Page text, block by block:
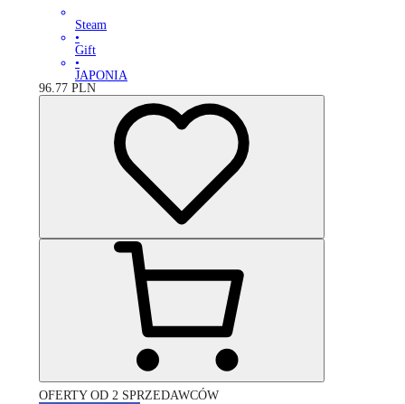
Steam
•
Gift
•
JAPONIA
96.77 PLN
OFERTY OD 2 SPRZEDAWCÓW